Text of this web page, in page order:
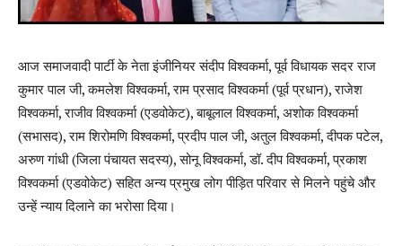
आज समाजवादी पार्टी के नेता इंजीनियर संदीप विश्वकर्मा, पूर्व विधायक सदर राज
कुमार पाल जी, कमलेश विश्वकर्मा, राम प्रसाद विश्वकर्मा (पूर्व प्रधान), राजेश
विश्वकर्मा, राजीव विश्वकर्मा (एडवोकेट), बाबूलाल विश्वकर्मा, अशोक विश्वकर्मा
(सभासद), राम शिरोमणि विश्वकर्मा, प्रदीप पाल जी, अतुल विश्वकर्मा, दीपक पटेल,
अरुण गांधी (जिला पंचायत सदस्य), सोनू विश्वकर्मा, डॉ. दीप विश्वकर्मा, प्रकाश
विश्वकर्मा (एडवोकेट) सहित अन्य प्रमुख लोग पीड़ित परिवार से मिलने पहुंचे और
उन्हें न्याय दिलाने का भरोसा दिया।